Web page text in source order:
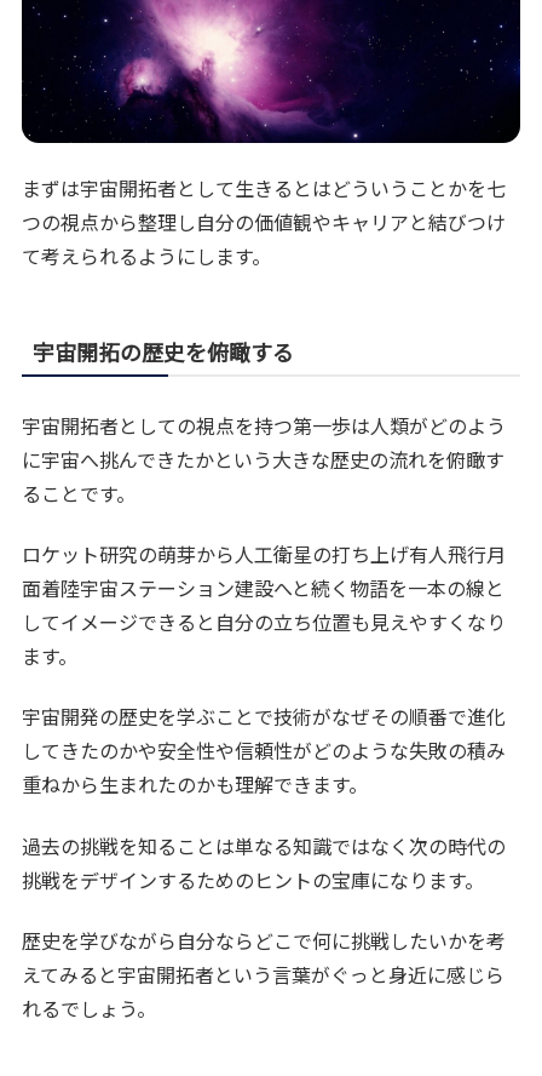
まずは宇宙開拓者として生きるとはどういうことかを七
つの視点から整理し自分の価値観やキャリアと結びつけ
て考えられるようにします。
宇宙開拓の歴史を俯瞰する
宇宙開拓者としての視点を持つ第一歩は人類がどのよう
に宇宙へ挑んできたかという大きな歴史の流れを俯瞰す
ることです。
ロケット研究の萌芽から人工衛星の打ち上げ有人飛行月
面着陸宇宙ステーション建設へと続く物語を一本の線と
してイメージできると自分の立ち位置も見えやすくなり
ます。
宇宙開発の歴史を学ぶことで技術がなぜその順番で進化
してきたのかや安全性や信頼性がどのような失敗の積み
重ねから生まれたのかも理解できます。
過去の挑戦を知ることは単なる知識ではなく次の時代の
挑戦をデザインするためのヒントの宝庫になります。
歴史を学びながら自分ならどこで何に挑戦したいかを考
えてみると宇宙開拓者という言葉がぐっと身近に感じら
れるでしょう。